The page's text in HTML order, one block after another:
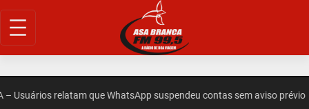
Pular
para
Usuários relatam que WhatsApp suspendeu contas sem aviso prévio